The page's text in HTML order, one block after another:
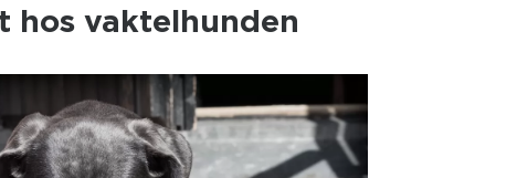
hos vaktelhunden